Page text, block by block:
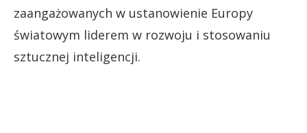
zaangażowanych w ustanowienie Europy
światowym liderem w rozwoju i stosowaniu
sztucznej inteligencji.